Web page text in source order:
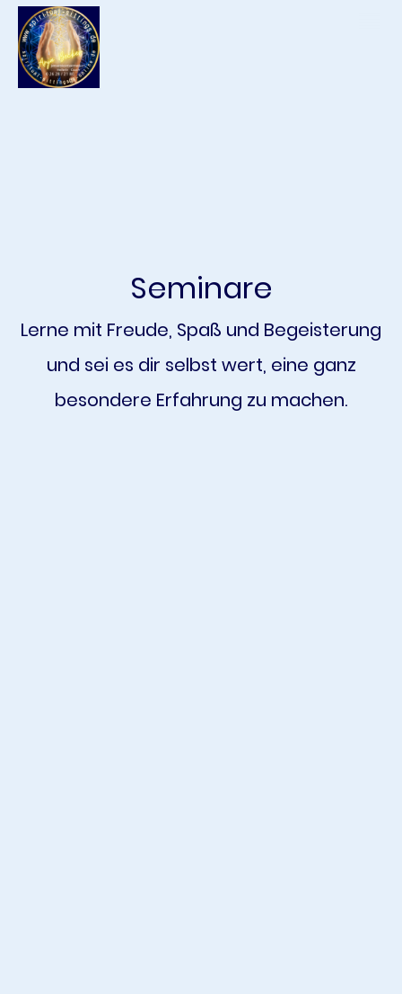
Seminare
Lerne mit Freude, Spaß und Begeisterung
und sei es dir selbst wert, eine ganz
besondere Erfahrung zu machen.